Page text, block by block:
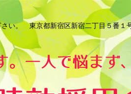
さい。 東京都新宿区新宿二丁目５番